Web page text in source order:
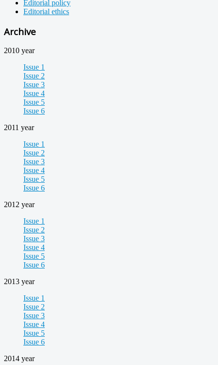
Editorial policy
Editorial ethics
Archive
2010 year
Issue 1
Issue 2
Issue 3
Issue 4
Issue 5
Issue 6
2011 year
Issue 1
Issue 2
Issue 3
Issue 4
Issue 5
Issue 6
2012 year
Issue 1
Issue 2
Issue 3
Issue 4
Issue 5
Issue 6
2013 year
Issue 1
Issue 2
Issue 3
Issue 4
Issue 5
Issue 6
2014 year